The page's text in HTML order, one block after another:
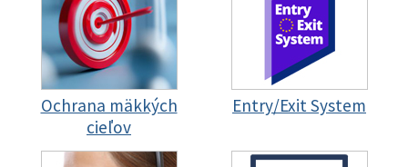
Ochrana mäkkých
cieľov
Entry/Exit System